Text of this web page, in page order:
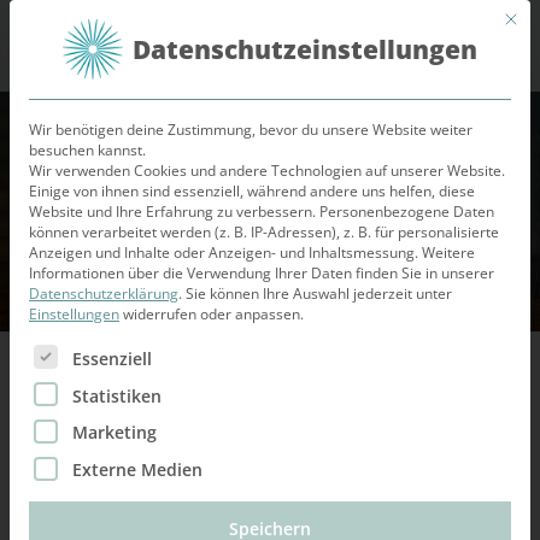
STEFANIE STAHL AKADEMIE
Dein Transformations-Paket
Kurs-Details anzeigen
Herzlich willkommen zu deiner kleinen Auszeit, in der
du dich vollkommen entspannen darfst, aber auch in
Mit
Datenschutzeinstellungen
Wir benötigen deine Zustimmung, bevor du unsere Website weiter
besuchen kannst.
Wir verwenden Cookies und andere Technologien auf unserer Website.
Einige von ihnen sind essenziell, während andere uns helfen, diese
Website und Ihre Erfahrung zu verbessern. Personenbezogene Daten
können verarbeitet werden (z. B. IP-Adressen), z. B. für personalisierte
Anzeigen und Inhalte oder Anzeigen- und Inhaltsmessung.Weitere
Informationen über die Verwendung Ihrer Daten finden Sie in unserer
Datenschutzerklärung.Sie können Ihre Auswahl jederzeit unter
Einstellungenwiderrufen oder anpassen.
Es folgt eine Liste der Service-Gruppen, für die eine
Essenziell
Statistiken
Marketing
Externe Medien
Speichern